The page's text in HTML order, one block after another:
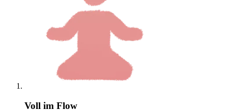
Voll im Flow